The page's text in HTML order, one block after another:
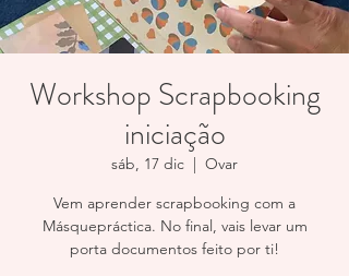
Workshop Scrapbooking
iniciação
sáb, 17 dic
  |
Ovar
Vem aprender scrapbooking com a
Másquepráctica. No final, vais levar um
porta documentos feito por ti!